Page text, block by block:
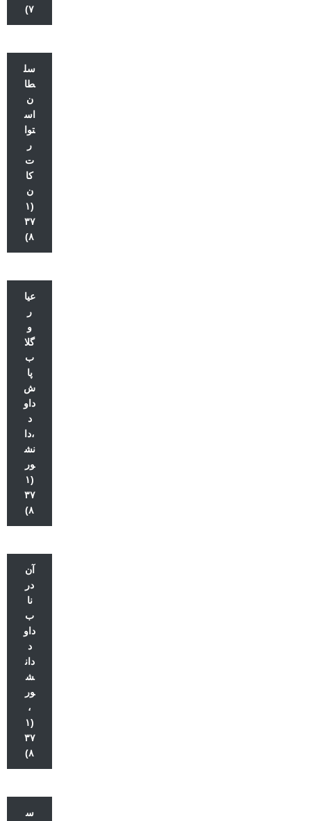
۷)
سل
طا
ن
اس
توا
ر
ت
كا
ن
(۱
۳۷
۸)
عیا
ر
و
گلا
ب
پا
ش
داو
د
،دا
نش
ور
(۱
۳۷
۸)
آن
در
نا
ب
داو
د
دان
ش
ور
،
(۱
۳۷
۸)
س